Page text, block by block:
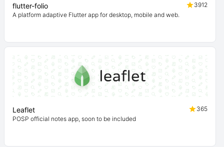
flutter-folio
3912
A platform adaptive Flutter app for desktop, mobile and web.
Leaflet
365
POSP official notes app, soon to be included